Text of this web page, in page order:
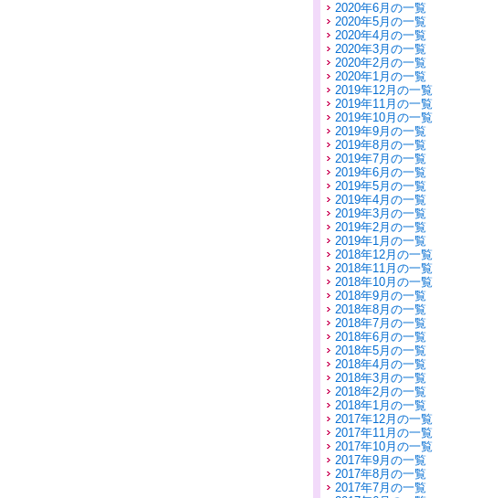
2020年6月の一覧
2020年5月の一覧
2020年4月の一覧
2020年3月の一覧
2020年2月の一覧
2020年1月の一覧
2019年12月の一覧
2019年11月の一覧
2019年10月の一覧
2019年9月の一覧
2019年8月の一覧
2019年7月の一覧
2019年6月の一覧
2019年5月の一覧
2019年4月の一覧
2019年3月の一覧
2019年2月の一覧
2019年1月の一覧
2018年12月の一覧
2018年11月の一覧
2018年10月の一覧
2018年9月の一覧
2018年8月の一覧
2018年7月の一覧
2018年6月の一覧
2018年5月の一覧
2018年4月の一覧
2018年3月の一覧
2018年2月の一覧
2018年1月の一覧
2017年12月の一覧
2017年11月の一覧
2017年10月の一覧
2017年9月の一覧
2017年8月の一覧
2017年7月の一覧